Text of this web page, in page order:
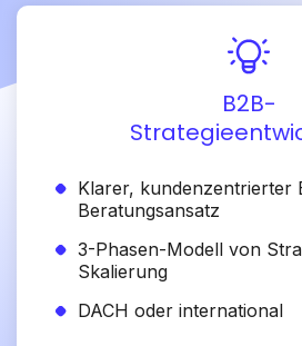
B2B-
Klarer, kundenzentrierter
Beratungsansatz
3-Phasen-Modell von
Skalierung
DACH oder international